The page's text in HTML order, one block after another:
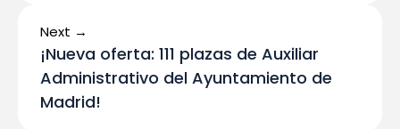
Next →
¡Nueva oferta: 111 plazas de Auxiliar
Administrativo del Ayuntamiento de
Madrid!